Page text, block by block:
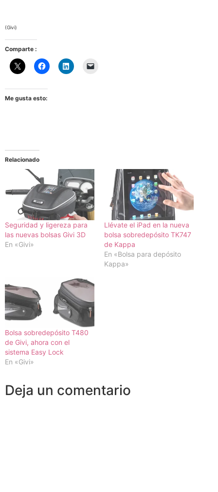
(Givi)
Comparte :
Me gusta esto:
Relacionado
Seguridad y ligereza para
las nuevas bolsas Givi 3D
En «Givi»
Llévate el iPad en la nueva
bolsa sobredepósito TK747
de Kappa
En «Bolsa para depósito
Kappa»
Bolsa sobredepósito T480
de Givi, ahora con el
sistema Easy Lock
En «Givi»
Deja un comentario